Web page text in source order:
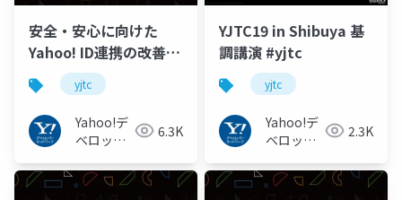
安全・安心に向けた
Yahoo! ID連携の改善と
ネイティブアプリのID
連携の実装 / YJTC19 in
Shibuya B-4 #yjtc
yjtc
Yahoo!デ
ベロッパ
ワーク
6.3K
YJTC19 in Shibuya 基
調講演 #yjtc
yjtc
Yahoo!デ
ベロッパ
ワーク
2.3K